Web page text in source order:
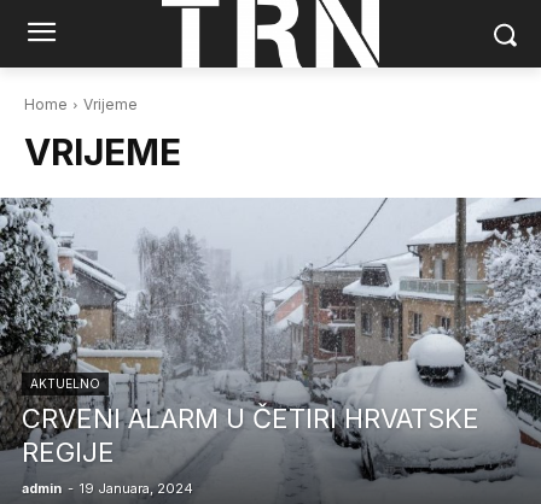
Home Vrijeme
VRIJEME
AKTUELNO
CRVENI ALARM U ČETIRI HRVATSKE
REGIJE
admin - 19 Januara, 2024